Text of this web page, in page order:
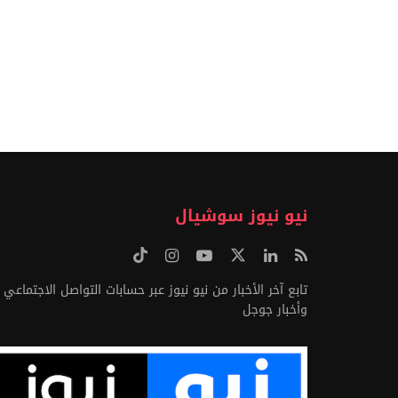
نيو نيوز سوشيال
تابع آخر الأخبار من نيو نيوز عبر حسابات التواصل الاجتماعي
وأخبار جوجل